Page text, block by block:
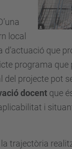
local
d’actuació que
programa
projecte pot
docent que
i
trajectòria